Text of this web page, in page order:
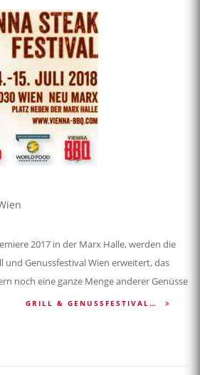
2017 in der Marx Halle, werden die
und Genussfestival Wien erweitert, das
noch eine ganze Menge anderer Genüsse
GRILL & GENUSSFESTIVAL…